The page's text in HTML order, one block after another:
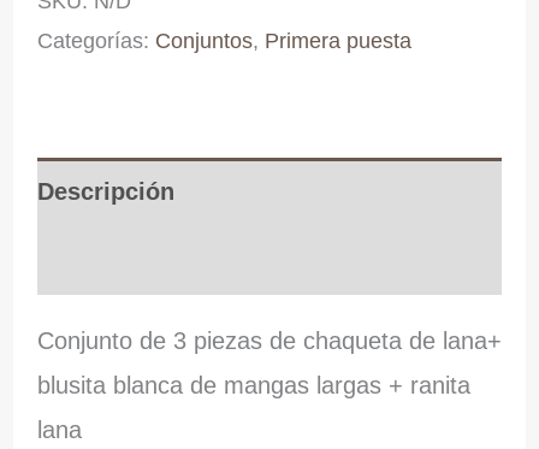
Categorías: Conjuntos, Primera puesta
Descripción
Conjunto de 3 piezas de chaqueta de lana+
blusita blanca de mangas largas + ranita
lana